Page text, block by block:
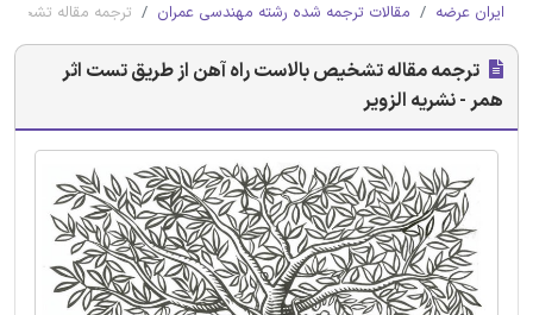
ایران عرضه مقالات ترجمه شده رشته مهندسی عمران ترجمه مقاله
ترجمه مقاله تشخیص بالاست راه آهن از طریق تست اثر
همر - نشریه الزویر